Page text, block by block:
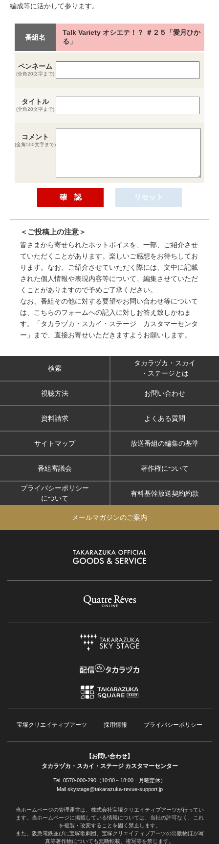
編成等に活かして参ります。
番組名
Talk Variety オシエテ！？ ＃２５「愛月ひか
る」
ペンネーム
(全角20文字まで)
タイトル
(全角20文字まで)
コメント
(全角500文字まで)
＜ご投稿上の注意＞
皆さまから寄せられたホットボイスを、一部、ご紹介させ
ていただくことがあります。楽しいご感想をお待ちしてお
ります。なお、ご紹介させていただく際には、文中に記載
された個人情報や表現内容等について、編集させていただ
くことがありますので予めご了承ください。
なお、番組その他に対する要望やお問い合わせ等について
は、こちらのフォームへの記入に対しお答え致しかねま
す。「タカラヅカ・スカイ・ステージ カスタマーセンタ
ー」まで、直接お寄せいただきますようお願いします。
検索
タカラヅカ・スカイ
・ステージとは
視聴方法 お問い合わせ
資料請求 よくある質問
サイトマップ 放送番組の編集の基準
番組審議会 著作権について
プライバシーポリシー
について
有料基幹放送契約約款
メールマガジンのご案内
宝塚クリエイティブアーツ 採用情報 プライバシーポリシー
【お問い合わせ】
タカラヅカ・スカイ・ステージ カスタマーセンター
Tel. 0570-000-290（10:00～18:00 月曜定休）
Mail skystage@takarazuka-revue-support.jp
当ホームページの管理運営は、株式会社宝塚クリエイティブアーツが行ってい
ます。当ホームページに掲載している情報については、当社の許可なく、これ
を複製・改変することを固く禁止します。
また、阪急電鉄並びに宝塚歌劇団、宝塚クリエイティブアーツの出版物ほか写
真等著作物についても無断転載、複写等を禁じます。